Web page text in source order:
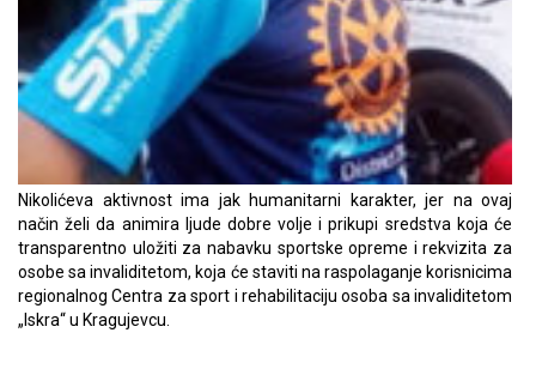
Nikolićeva aktivnost ima jak humanitarni karakter, jer na ovaj
način želi da animira ljude dobre volje i prikupi sredstva koja će
transparentno uložiti za nabavku sportske opreme i rekvizita za
osobe sa invaliditetom, koja će staviti na raspolaganje korisnicima
regionalnog Centra za sport i rehabilitaciju osoba sa invaliditetom
„Iskra“ u Kragujevcu.